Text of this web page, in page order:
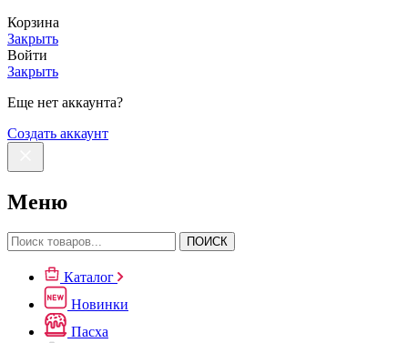
Корзина
Закрыть
Войти
Закрыть
Еще нет аккаунта?
Создать аккаунт
Меню
ПОИСК
Каталог
Новинки
Пасха